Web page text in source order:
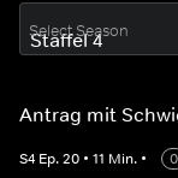
Select Season
Antrag mit
S4 Ep.20 • 11 Min. •
0